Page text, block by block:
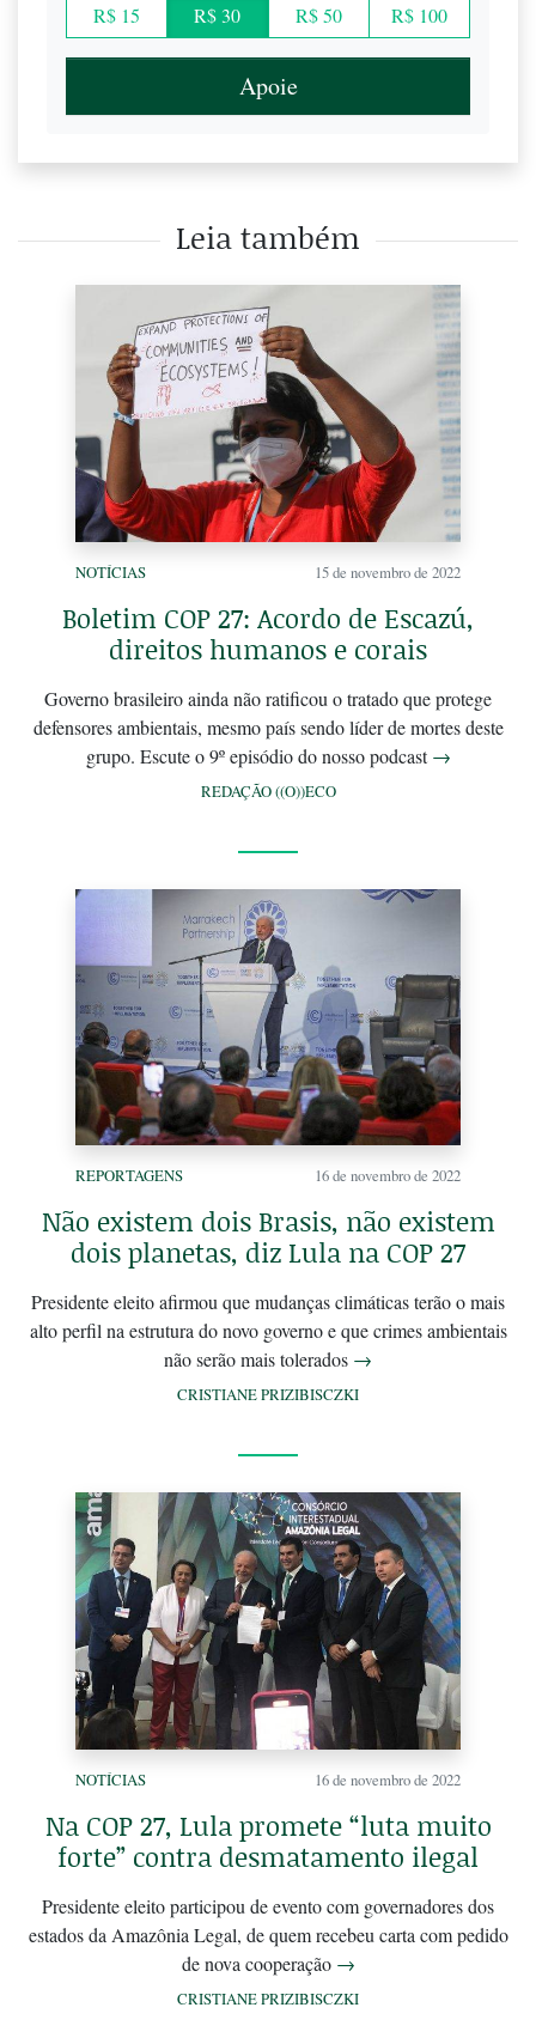
R$ 15 R$ 30 R$ 50 R$ 100
Apoie
Leia também
NOTÍCIAS 15 de novembro de 2022
Boletim COP 27: Acordo de Escazú,
direitos humanos e corais
Governo brasileiro ainda não ratificou o tratado que protege
defensores ambientais, mesmo país sendo líder de mortes deste
grupo. Escute o 9º episódio do nosso podcast→
REDAÇÃO ((O))ECO
REPORTAGENS 16 de novembro de 2022
Não existem dois Brasis, não existem
dois planetas, diz Lula na COP 27
Presidente eleito afirmou que mudanças climáticas terão o mais
alto perfil na estrutura do novo governo e que crimes ambientais
não serão mais tolerados →
CRISTIANE PRIZIBISCZKI
NOTÍCIAS 16 de novembro de 2022
Na COP 27, Lula promete “luta muito
forte” contra desmatamento ilegal
Presidente eleito participou de evento com governadores dos
estados da Amazônia Legal, de quem recebeu carta com pedido
de nova cooperação →
CRISTIANE PRIZIBISCZKI